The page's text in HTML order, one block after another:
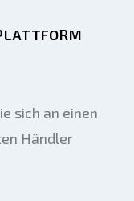
sich an einen
Händler